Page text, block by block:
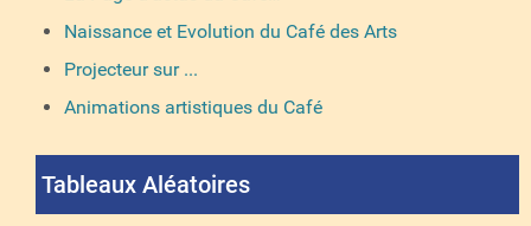
Naissance et Evolution du Café des Arts
Projecteur sur ...
Animations artistiques du Café
Tableaux Aléatoires